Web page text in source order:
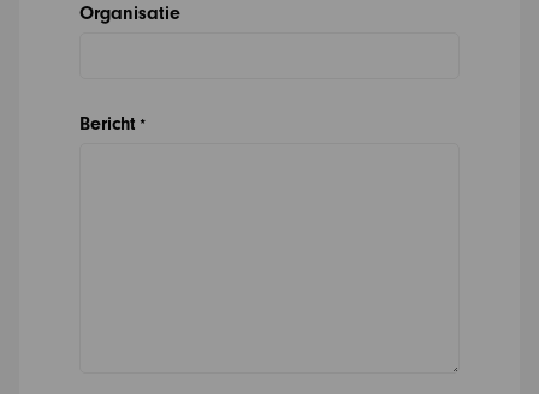
Organisatie
Bericht *